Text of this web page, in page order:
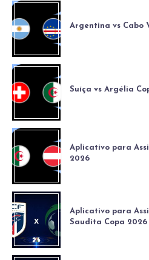
Argentina vs Cabo
Suíça vs Argélia
Aplicativo para
2026
Aplicativo para
Saudita Copa 2026